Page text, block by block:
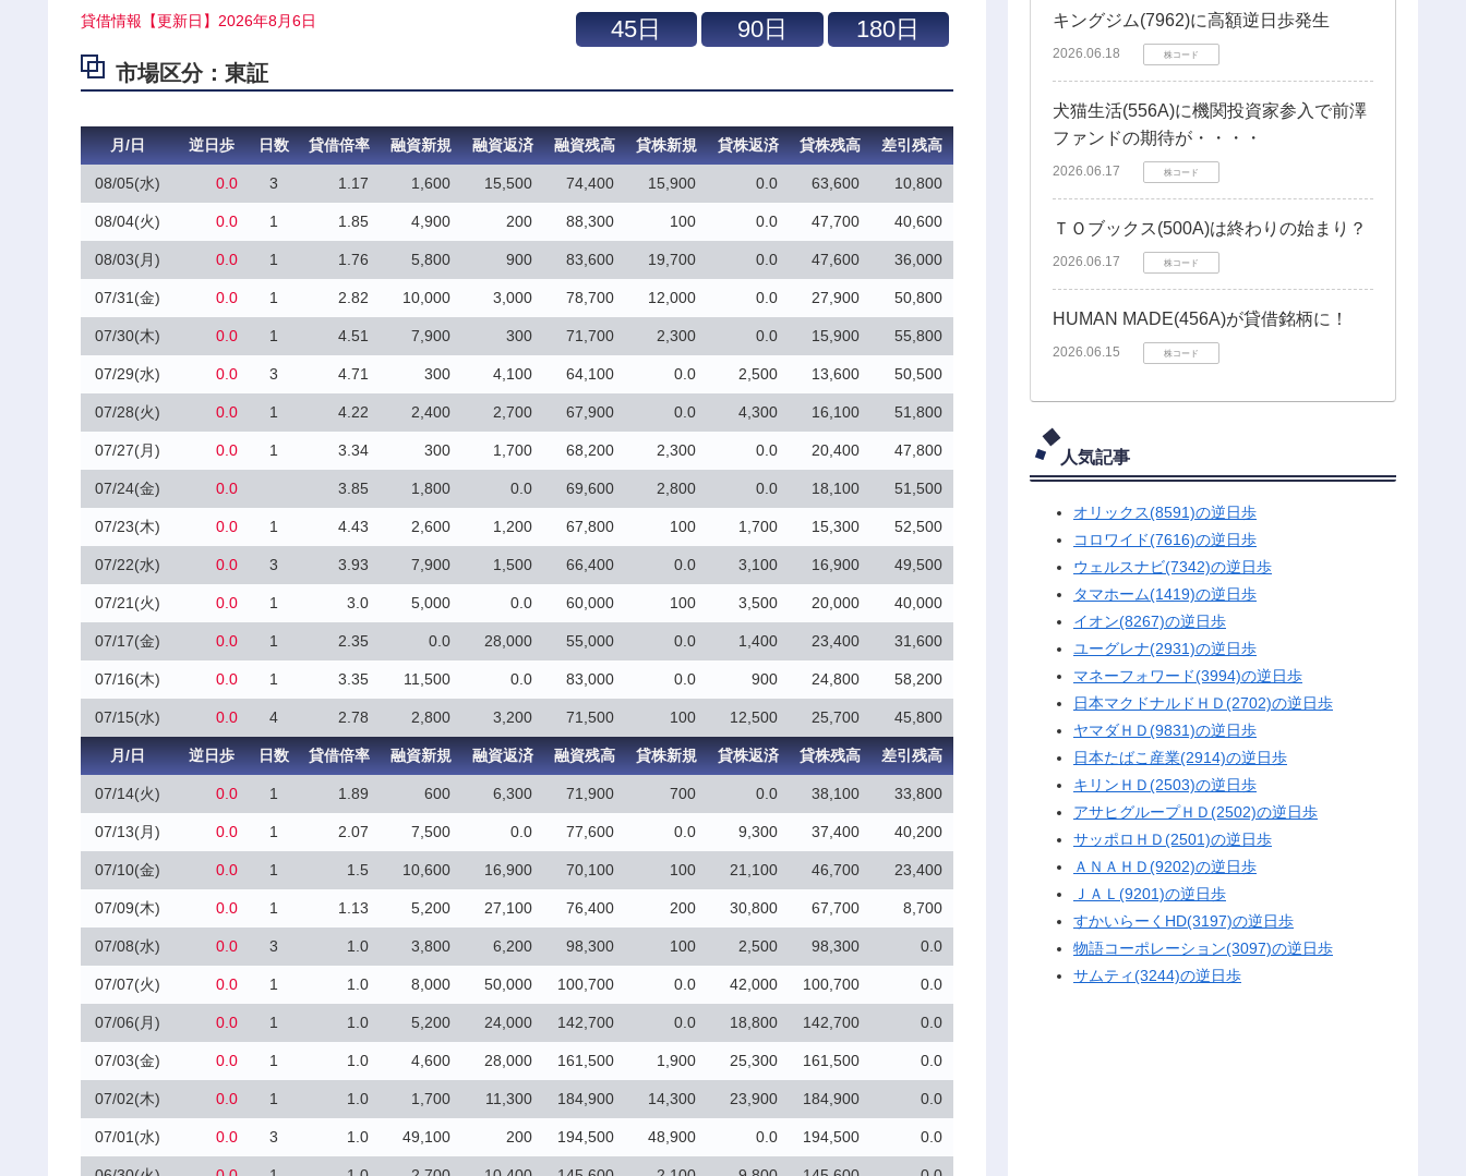
貸借情報【更新日】2026年8月6日
市場区分：東証
月/日 逆日歩 日数 貸借倍率 融資新規 融資返済 融資残高 貸株新規 貸株返済 貸株残高 差引残高
08/05(水) 0.0 3 1.17 1,600 15,500 74,400 15,900 0.0 63,600 10,800
08/04(火) 0.0 1 1.85 4,900 200 88,300 100 0.0 47,700 40,600
08/03(月) 0.0 1 1.76 5,800 900 83,600 19,700 0.0 47,600 36,000
07/31(金) 0.0 1 2.82 10,000 3,000 78,700 12,000 0.0 27,900 50,800
07/30(木) 0.0 1 4.51 7,900 300 71,700 2,300 0.0 15,900 55,800
07/29(水) 0.0 3 4.71 300 4,100 64,100 0.0 2,500 13,600 50,500
07/28(火) 0.0 1 4.22 2,400 2,700 67,900 0.0 4,300 16,100 51,800
07/27(月) 0.0 1 3.34 300 1,700 68,200 2,300 0.0 20,400 47,800
07/24(金) 0.0 3.85 1,800 0.0 69,600 2,800 0.0 18,100 51,500
07/23(木) 0.0 1 4.43 2,600 1,200 67,800 100 1,700 15,300 52,500
07/22(水) 0.0 3 3.93 7,900 1,500 66,400 0.0 3,100 16,900 49,500
07/21(火) 0.0 1 3.0 5,000 0.0 60,000 100 3,500 20,000 40,000
07/17(金) 0.0 1 2.35 0.0 28,000 55,000 0.0 1,400 23,400 31,600
07/16(木) 0.0 1 3.35 11,500 0.0 83,000 0.0 900 24,800 58,200
07/15(水) 0.0 4 2.78 2,800 3,200 71,500 100 12,500 25,700 45,800
月/日 逆日歩 日数 貸借倍率 融資新規 融資返済 融資残高 貸株新規 貸株返済 貸株残高 差引残高
07/14(火) 0.0 1 1.89 600 6,300 71,900 700 0.0 38,100 33,800
07/13(月) 0.0 1 2.07 7,500 0.0 77,600 0.0 9,300 37,400 40,200
07/10(金) 0.0 1 1.5 10,600 16,900 70,100 100 21,100 46,700 23,400
07/09(木) 0.0 1 1.13 5,200 27,100 76,400 200 30,800 67,700 8,700
07/08(水) 0.0 3 1.0 3,800 6,200 98,300 100 2,500 98,300 0.0
07/07(火) 0.0 1 1.0 8,000 50,000 100,700 0.0 42,000 100,700 0.0
07/06(月) 0.0 1 1.0 5,200 24,000 142,700 0.0 18,800 142,700 0.0
07/03(金) 0.0 1 1.0 4,600 28,000 161,500 1,900 25,300 161,500 0.0
07/02(木) 0.0 1 1.0 1,700 11,300 184,900 14,300 23,900 184,900 0.0
07/01(水) 0.0 3 1.0 49,100 200 194,500 48,900 0.0 194,500 0.0
キングジム(7962)に高額逆日歩発生
2026.06.18 株コード
犬猫生活(556A)に機関投資家参入で前澤
ファンドの期待が・・・・
2026.06.17 株コード
ＴＯブックス(500A)は終わりの始まり？
2026.06.17 株コード
HUMAN MADE(456A)が貸借銘柄に！
2026.06.15 株コード
人気記事
オリックス(8591)の逆日歩
コロワイド(7616)の逆日歩
ウェルスナビ(7342)の逆日歩
タマホーム(1419)の逆日歩
イオン(8267)の逆日歩
ユーグレナ(2931)の逆日歩
マネーフォワード(3994)の逆日歩
日本マクドナルドＨＤ(2702)の逆日歩
ヤマダＨＤ(9831)の逆日歩
日本たばこ産業(2914)の逆日歩
キリンＨＤ(2503)の逆日歩
アサヒグループＨＤ(2502)の逆日歩
サッポロＨＤ(2501)の逆日歩
ＡＮＡＨＤ(9202)の逆日歩
ＪＡＬ(9201)の逆日歩
すかいらーくHD(3197)の逆日歩
物語コーポレーション(3097)の逆日歩
サムティ(3244)の逆日歩